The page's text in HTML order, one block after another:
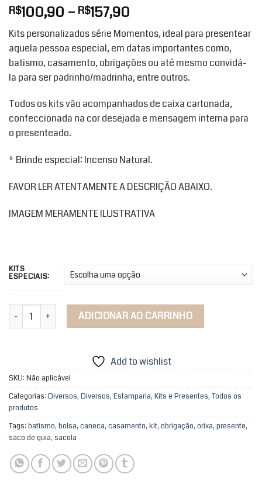
R$100,90 – R$157,90
preço:
R$100,90
através
R$157,90
Kits personalizados série Momentos, ideal para presentear
aquela pessoa especial, em datas importantes como,
batismo, casamento, obrigações ou até mesmo convidá-
la para ser padrinho/madrinha, entre outros.
Todos os kits vão acompanhados de caixa cartonada,
confeccionada na cor desejada e mensagem interna para
o presenteado.
* Brinde especial: Incenso Natural.
FAVOR LER ATENTAMENTE A DESCRIÇÃO ABAIXO.
IMAGEM MERAMENTE ILUSTRATIVA
KITS
ESPECIAIS:
Kits Momentos quantidadeADICIONAR AO CARRINHO
Add to wishlist
SKU: Não aplicável
Categorias: Diversos, Diversos, Estamparia, Kits e Presentes, Todos os
produtos
Tags: batismo, bolsa, caneca, casamento, kit, obrigação, orixa, presente,
saco de guia, sacola